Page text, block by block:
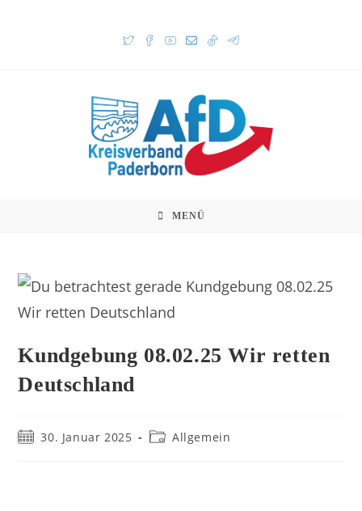
MENÜ
Kundgebung 08.02.25 Wir retten
Deutschland
30. Januar 2025 Allgemein